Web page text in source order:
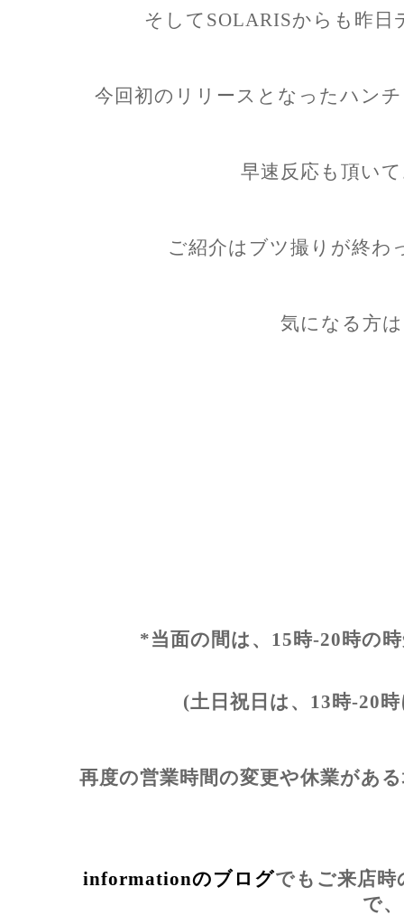
そしてSOLARISからも昨
今回初のリリースとなったハン
早速反応も頂い
ご紹介はブツ撮りが終わ
気になる方
*当面の間は、15時-20時の
(土日祝日は、13時-20
再度の営業時間の変更や休業があ
informationのブログでもご来店
で、